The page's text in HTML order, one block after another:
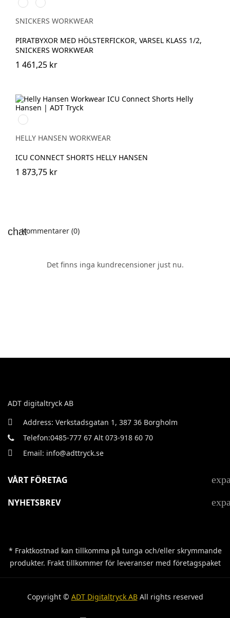
vis
yellow\Black
vis
orange\Black
SNICKERS WORKWEAR
PIRATBYXOR MED HÖLSTERFICKOR, VARSEL KLASS 1/2,
SNICKERS WORKWEAR
1 461,25 kr
369
YELLOW/EBONY
HELLY HANSEN WORKWEAR
ICU CONNECT SHORTS HELLY HANSEN
1 873,75 kr
Kommentarer (0)
Det finns inga kundrecensioner just nu.
ADT digitaltryck AB
Address: Verkstadsgatan 1, 387 36 Borgholm
Telefon:0485-777 67 Alt 073-918 60 70
Email: info@adttryck.se
VÅRT FÖRETAG
NYHETSBREV
* Fraktkostnad kan tillkomma på tunga och/eller skrymmande
produkter. Frakt tillkommer för leveranser med företagspaket
Copyright © ADT Digitaltryck ABAll rights reserved